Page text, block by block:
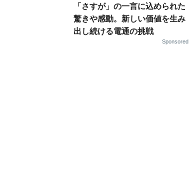
「さすが」の一言に込められた
驚きや感動。新しい価値を生み
出し続ける電通の挑戦
Sponsored